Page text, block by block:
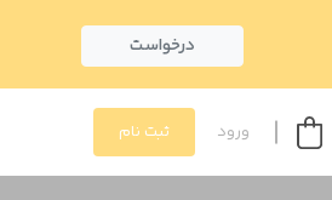
درخواست
ورود ثبت نام